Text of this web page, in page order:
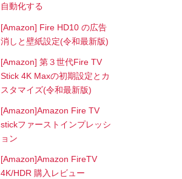
自動化する
[Amazon] Fire HD10 の広告
消しと壁紙設定(令和最新版)
[Amazon] 第３世代Fire TV
Stick 4K Maxの初期設定とカ
スタマイズ(令和最新版)
[Amazon]Amazon Fire TV
stickファーストインプレッシ
ョン
[Amazon]Amazon FireTV
4K/HDR 購入レビュー